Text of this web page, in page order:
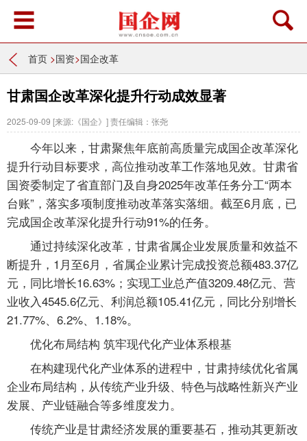
首页 >国资>国企改革
甘肃国企改革深化提升行动成效显著
2025-09-09 [来源:《国企》]责任编辑：张尧
今年以来，甘肃聚焦年底前高质量完成国企改革深化
提升行动目标要求，高位推动改革工作落地见效。甘肃省
国资委制定了省直部门及自身2025年改革任务分工“两本
台账”，落实多项制度推动改革落实落细。截至6月底，已
完成国企改革深化提升行动91%的任务。
通过持续深化改革，甘肃省属企业发展质量和效益不
断提升，1月至6月，省属企业累计完成投资总额483.37亿
元，同比增长16.63%；实现工业总产值3209.48亿元、营
业收入4545.6亿元、利润总额105.41亿元，同比分别增长
21.77%、6.2%、1.18%。
优化布局结构 筑牢现代化产业体系根基
在构建现代化产业体系的进程中，甘肃持续优化省属
企业布局结构，从传统产业升级、特色与战略性新兴产业
发展、产业链融合等多维度发力。
传统产业是甘肃经济发展的重要基石，推动其更新改